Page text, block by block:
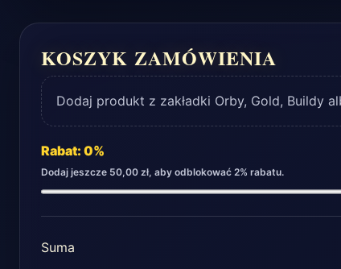
KOSZYK ZAMÓWIENIA
Dodaj produkt z zakładki Orby, Gold, Buildy
Rabat: 0%
Dodaj jeszcze 50,00 zł, aby odblokować 2% rabatu.
Suma